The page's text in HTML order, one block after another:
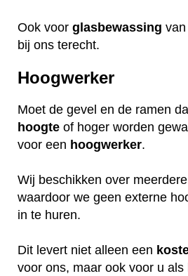
Ook voor glasbewassing
bij ons terecht.
Hoogwerker
Moet de gevel en de ramen
hoogte of hoger worden
voor een hoogwerker.
Wij beschikken over
waardoor we geen externe
in te huren.
Dit levert niet alleen een
voor ons, maar ook voor u als